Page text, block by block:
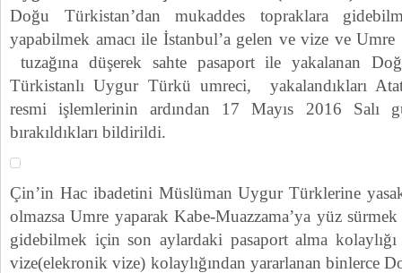
Doğu Türkistan’dan mukaddes topraklara
yapabilmek amacı ile İstanbul’a gelen ve vize ve Umre
tuzağına düşerek sahte pasaport ile yakalanan
Türkistanlı Uygur Türkü umreci, yakalandıkları
resmi işlemlerinin ardından 17 Mayıs 2016 Salı
bırakıldıkları bildirildi.
Çin’in Hac ibadetini Müslüman Uygur Türklerine
olmazsa Umre yaparak Kabe-Muazzama’ya yüz
gidebilmek için son aylardaki pasaport alma
vize(elekronik vize) kolaylığından yararlanan binlerce